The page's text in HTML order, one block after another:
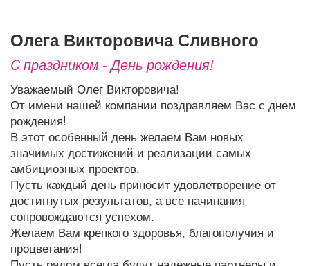
Олега Викторовича Сливного
C праздником - День рождения!
Уважаемый Олег Викторовича!
От имени нашей компании поздравляем Вас с днем
рождения!
В этот особенный день желаем Вам новых
значимых достижений и реализации самых
амбициозных проектов.
Пусть каждый день приносит удовлетворение от
достигнутых результатов, а все начинания
сопровождаются успехом.
Желаем Вам крепкого здоровья, благополучия и
процветания!